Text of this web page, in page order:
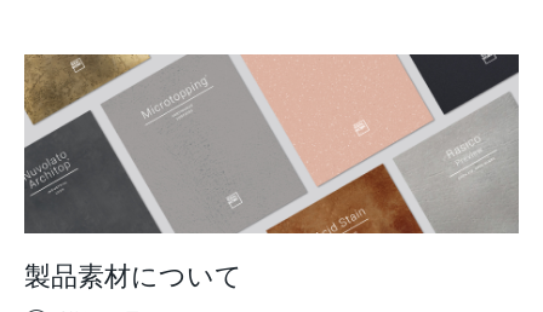
製品素材について